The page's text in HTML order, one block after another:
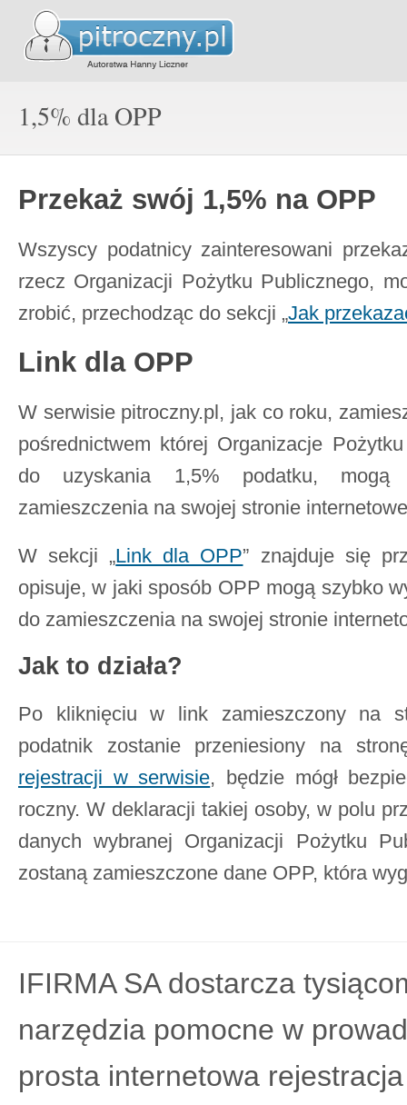
1,5% dla OPP
Przekaż swój 1,5% na OPP
Wszyscy podatnicy zainteresowani
rzecz Organizacji Pożytku Publicznego,
zrobić, przechodząc do sekcji „Jak
Link dla OPP
W serwisie pitroczny.pl, jak co roku,
pośrednictwem której Organizacje
do uzyskania 1,5% podatku, mogą
zamieszczenia na swojej stronie
W sekcji „Link dla OPP” znajduje się
opisuje, w jaki sposób OPP mogą szybko
do zamieszczenia na swojej stronie
Jak to działa?
Po kliknięciu w link zamieszczony na
podatnik zostanie przeniesiony na
rejestracji w serwisie, będzie mógł
roczny. W deklaracji takiej osoby, w polu
danych wybranej Organizacji Pożytku
zostaną zamieszczone dane OPP, która
IFIRMA SA dostarcza
narzędzia pomocne w
prosta internetowa